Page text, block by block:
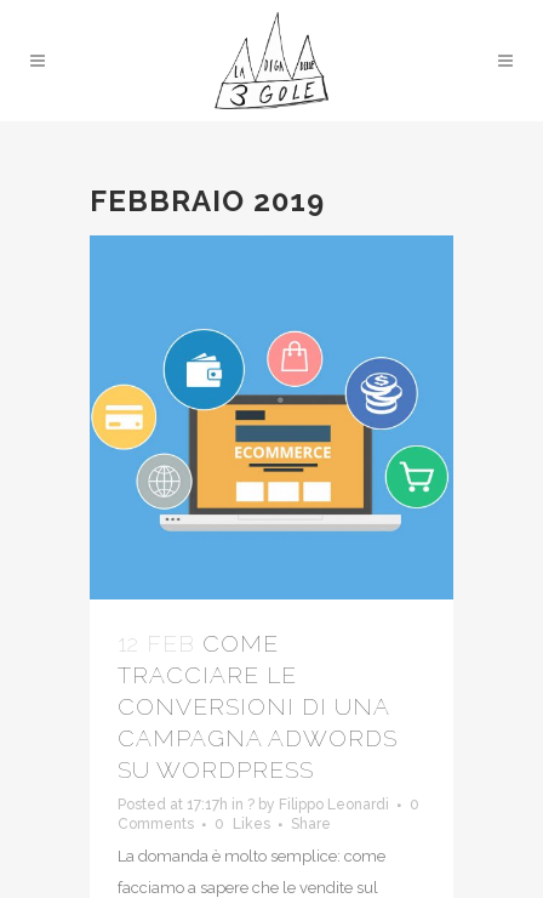
FEBBRAIO 2019
12 FEB COME
TRACCIARE LE
CONVERSIONI DI UNA
CAMPAGNA ADWORDS
SU WORDPRESS
Posted at 17:17h in ? by Filippo Leonardi
0
Comments
0 Likes Share
La domanda è molto semplice: come
facciamo a sapere che le vendite sul